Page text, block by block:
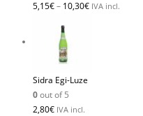
5,15€– 10,30€ IVA incl.
Sidra Egi-Luze
0out of 5
2,80€ IVA incl.